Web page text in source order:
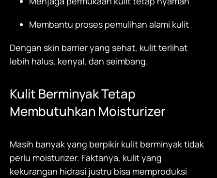
Membantu proses pemulihan alami kulit
Dengan skin barrier yang sehat, kulit terlihat
lebih halus, kenyal, dan seimbang.
Kulit Berminyak Tetap
Membutuhkan Moisturizer
Masih banyak yang berpikir kulit berminyak tidak
perlu moisturizer. Faktanya, kulit yang
kekurangan hidrasi justru bisa memproduksi